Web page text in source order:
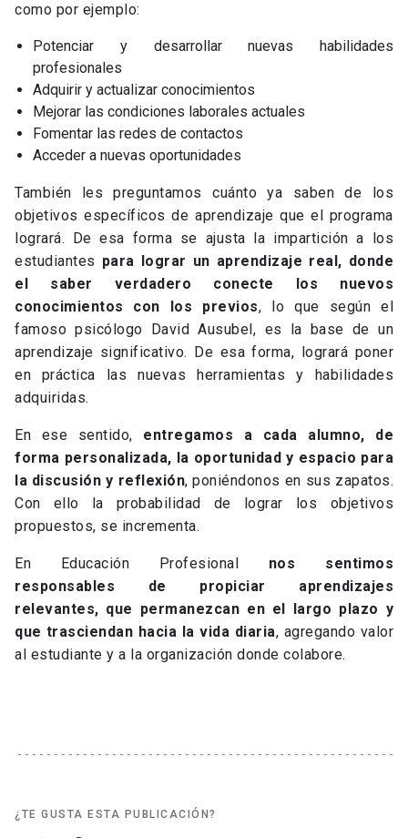
como por ejemplo:
Potenciar y desarrollar nuevas habilidades
profesionales
Adquirir y actualizar conocimientos
Mejorar las condiciones laborales actuales
Fomentar las redes de contactos
Acceder a nuevas oportunidades
También les preguntamos cuánto ya saben de los
objetivos específicos de aprendizaje que el programa
logrará. De esa forma se ajusta la impartición a los
estudiantes para lograr un aprendizaje real, donde
el saber verdadero conecte los nuevos
conocimientos con los previos, lo que según el
famoso psicólogo David Ausubel, es la base de un
aprendizaje significativo. De esa forma, logrará poner
en práctica las nuevas herramientas y habilidades
adquiridas.
En ese sentido, entregamos a cada alumno, de
forma personalizada, la oportunidad y espacio para
la discusión y reflexión, poniéndonos en sus zapatos.
Con ello la probabilidad de lograr los objetivos
propuestos, se incrementa.
En Educación Profesional nos sentimos
responsables de propiciar aprendizajes
relevantes, que permanezcan en el largo plazo y
que trasciendan hacia la vida diaria, agregando valor
al estudiante y a la organización donde colabore.
¿TE GUSTA ESTA PUBLICACIÓN?